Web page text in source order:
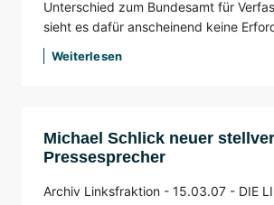
Unterschied zum Bundesamt für
sieht es dafür anscheinend keine
Weiterlesen
Michael Schlick neuer
Pressesprecher
Archiv Linksfraktion - 15.03.07 - DIE